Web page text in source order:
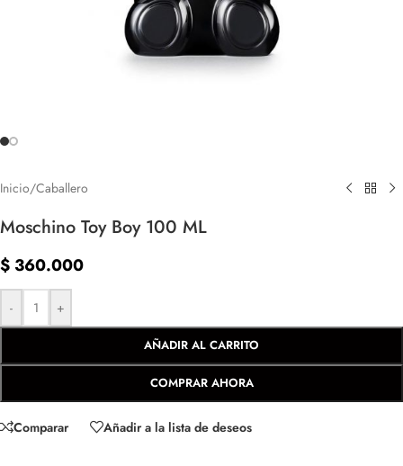
Inicio/Caballero
Moschino Toy Boy 100 ML
$ 360.000
- +
AÑADIR AL CARRITO
COMPRAR AHORA
Comparar Añadir a la lista de deseos